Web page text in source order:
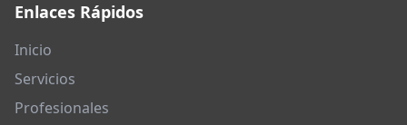
Enlaces Rápidos
Inicio
Servicios
Profesionales